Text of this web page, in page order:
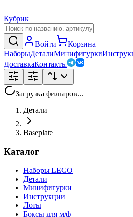
Кубрик
Войти
Корзина
НаборыДеталиМинифигурки
ДоставкаКонтакты
Загрузка фильтров...
Детали
Baseplate
Каталог
Наборы LEGO
Детали
Минифигурки
Инструкции
Лоты
Боксы для м/ф